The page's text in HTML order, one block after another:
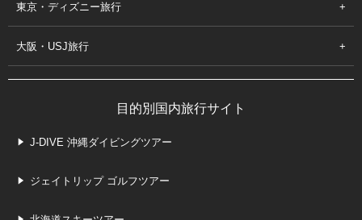
東京・ディズニー旅行
大阪・USJ旅行
目的別国内旅行サイト
J-DIVE 沖縄ダイビングツアー
ジェイトリップ ゴルフツアー